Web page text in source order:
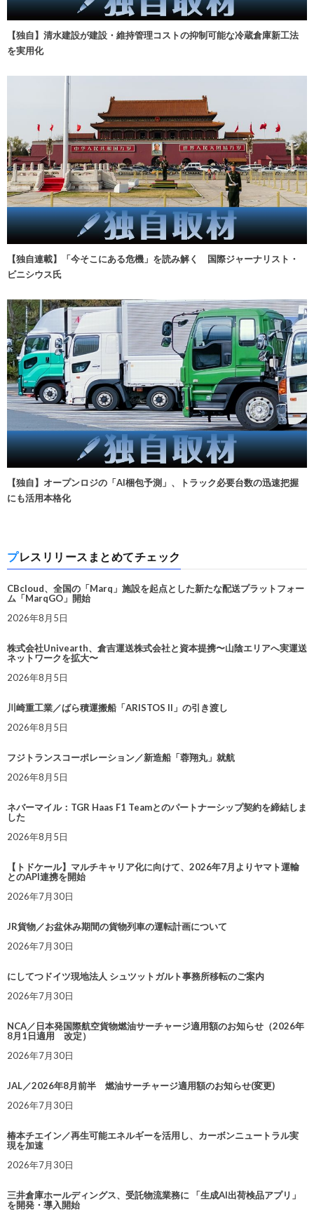
【独自】清水建設が建設・維持管理コストの抑制可能な冷蔵倉庫新工法
を実用化
【独自連載】「今そこにある危機」を読み解く 国際ジャーナリスト・
ビニシウス氏
【独自】オープンロジの「AI梱包予測」、トラック必要台数の迅速把握
にも活用本格化
プレスリリースまとめてチェック
CBcloud、全国の「Marq」施設を起点とした新たな配送プラットフォー
ム「MarqGO」開始
2026年8月5日
株式会社Univearth、倉吉運送株式会社と資本提携〜山陰エリアへ実運送
ネットワークを拡大〜
2026年8月5日
川崎重工業／ばら積運搬船「ARISTOS II」の引き渡し
2026年8月5日
フジトランスコーポレーション／新造船「蓉翔丸」就航
2026年8月5日
ネバーマイル：TGR Haas F1 Teamとのパートナーシップ契約を締結しま
した
2026年8月5日
【トドケール】マルチキャリア化に向けて、2026年7月よりヤマト運輸
とのAPI連携を開始
2026年7月30日
JR貨物／お盆休み期間の貨物列車の運転計画について
2026年7月30日
にしてつドイツ現地法人 シュツットガルト事務所移転のご案内
2026年7月30日
NCA／日本発国際航空貨物燃油サーチャージ適用額のお知らせ（2026年
8月1日適用 改定）
2026年7月30日
JAL／2026年8月前半 燃油サーチャージ適用額のお知らせ(変更)
2026年7月30日
椿本チエイン／再生可能エネルギーを活用し、カーボンニュートラル実
現を加速
2026年7月30日
三井倉庫ホールディングス、受託物流業務に 「生成AI出荷検品アプリ」
を開発・導入開始